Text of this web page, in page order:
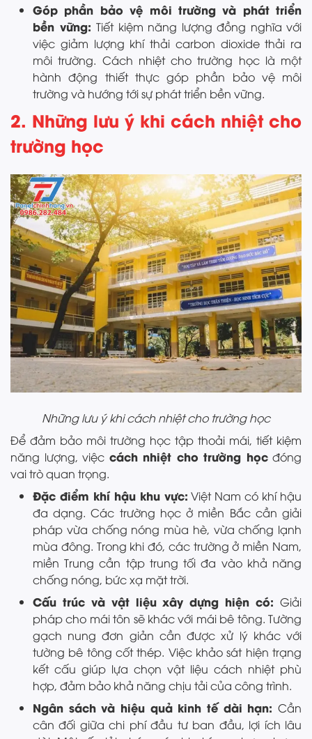
Góp phần bảo vệ môi trường và phát triển
bền vững: Tiết kiệm năng lượng đồng nghĩa với
việc giảm lượng khí thải carbon dioxide thải ra
môi trường. Cách nhiệt cho trường học là một
hành động thiết thực góp phần bảo vệ môi
trường và hướng tới sự phát triển bền vững.
2. Những lưu ý khi cách nhiệt cho
trường học
Những lưu ý khi cách nhiệt cho trường học
Để đảm bảo môi trường học tập thoải mái, tiết kiệm
năng lượng, việc cách nhiệt cho trường họcđóng
vai trò quan trọng.
Đặc điểm khí hậu khu vực: Việt Nam có khí hậu
đa dạng. Các trường học ở miền Bắc cần giải
pháp vừa chống nóng mùa hè, vừa chống lạnh
mùa đông. Trong khi đó, các trường ở miền Nam,
miền Trung cần tập trung tối đa vào khả năng
chống nóng, bức xạ mặt trời.
Cấu trúc và vật liệu xây dựng hiện có: Giải
pháp cho mái tôn sẽ khác với mái bê tông. Tường
gạch nung đơn giản cần được xử lý khác với
tường bê tông cốt thép. Việc khảo sát hiện trạng
kết cấu giúp lựa chọn vật liệu cách nhiệt phù
hợp, đảm bảo khả năng chịu tải của công trình.
Ngân sách và hiệu quả kinh tế dài hạn: Cần
cân đối giữa chi phí đầu tư ban đầu, lợi ích lâu